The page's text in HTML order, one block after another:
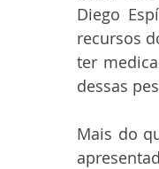
Diego
recursos
ter
dessas
Mais do